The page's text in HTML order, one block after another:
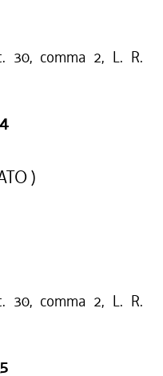
30, comma 2, L. R.
)
30, comma 2, L. R.